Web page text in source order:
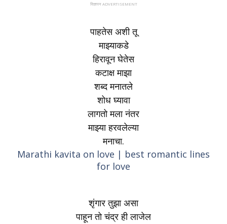
विज्ञापन ADVERTISEMENT
पाहतेस अशी तू
माझ्याकडे
हिरावून घेतेस
कटाक्ष माझा
शब्द मनातले
शोध घ्यावा
लागतो मला नंतर
माझ्या हरवलेल्या
मनाचा.
Marathi kavita on love | best romantic lines
for love
शृंगार तुझा असा
पाहून तो चंद्र ही लाजेल